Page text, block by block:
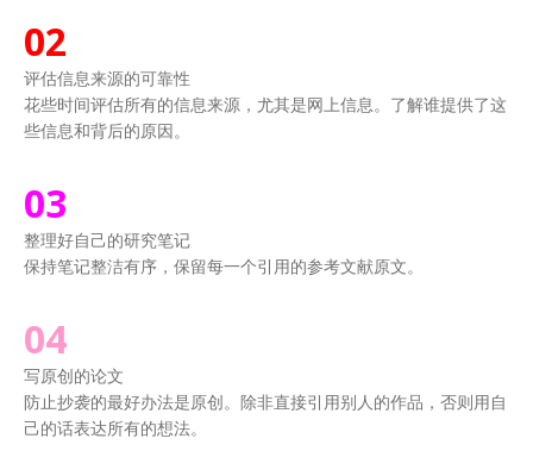
02
评估信息来源的可靠性
花些时间评估所有的信息来源，尤其是网上信息。了解谁提供了这
些信息和背后的原因。
03
整理好自己的研究笔记
保持笔记整洁有序，保留每一个引用的参考文献原文。
04
写原创的论文
防止抄袭的最好办法是原创。除非直接引用别人的作品，否则用自
己的话表达所有的想法。